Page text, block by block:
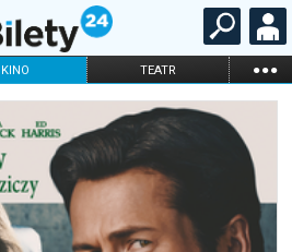
KINO TEATR ...
I BALET
STAND-UP
KARNETY